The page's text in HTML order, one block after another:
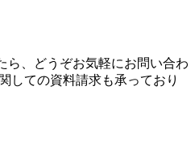
ら、どうぞお気軽にお問い合わ
しての資料請求も承っており